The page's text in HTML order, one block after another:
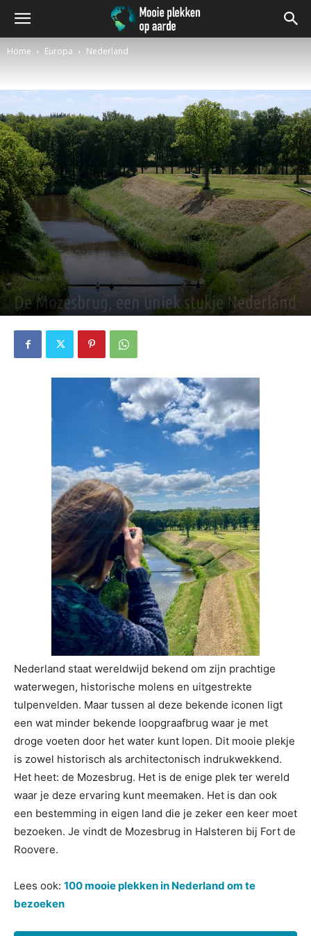
Home Europa Nederland
Nederland
De Mozesbrug, een uniek stukje Nederland
Nederland staat wereldwijd bekend om zijn prachtige
waterwegen, historische molens en uitgestrekte
tulpenvelden. Maar tussen al deze bekende iconen ligt
een wat minder bekende loopgraafbrug waar je met
droge voeten door het water kunt lopen. Dit mooie plekje
is zowel historisch als architectonisch indrukwekkend.
Het heet: de Mozesbrug. Het is de enige plek ter wereld
waar je deze ervaring kunt meemaken. Het is dan ook
een bestemming in eigen land die je zeker een keer moet
bezoeken. Je vindt de Mozesbrug in Halsteren bij Fort de
Roovere.
Lees ook: 100 mooie plekken in Nederland om te
bezoeken